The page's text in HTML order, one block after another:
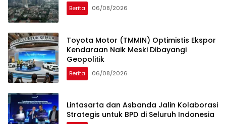
Berita 06/08/2026
Toyota Motor (TMMIN) Optimistis Ekspor
Kendaraan Naik Meski Dibayangi
Geopolitik
Berita 06/08/2026
Lintasarta dan Asbanda Jalin Kolaborasi
Strategis untuk BPD di Seluruh Indonesia